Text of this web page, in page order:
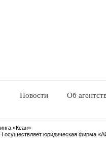
Новости Об
«Ксан»
осуществляет юридическая фирма